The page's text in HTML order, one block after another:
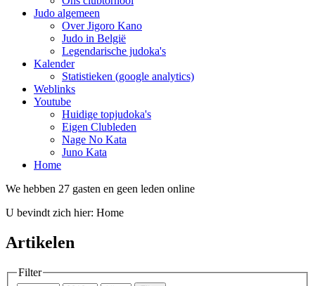
Judo algemeen
Over Jigoro Kano
Judo in België
Legendarische judoka's
Kalender
Statistieken (google analytics)
Weblinks
Youtube
Huidige topjudoka's
Eigen Clubleden
Nage No Kata
Juno Kata
Home
We hebben 27 gasten en geen leden online
U bevindt zich hier: Home
Artikelen
Filter